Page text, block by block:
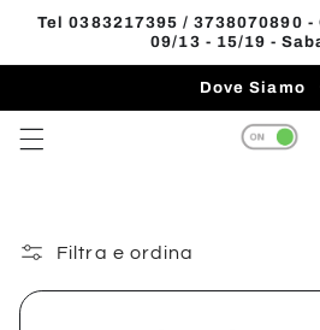
Privacy
Policy
direttamente
Tel 0383217395 / 3738070890
09/13 - 15/19 -
Dove Siamo
Filtra e ordina